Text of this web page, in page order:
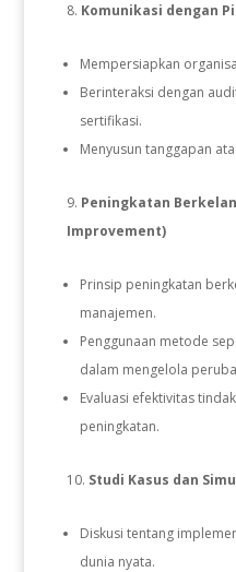
Komunikasi dengan
Mempersiapkan
Berinteraksi dengan
sertifikasi.
Menyusun tanggapan
Peningkatan
Improvement)
Prinsip peningkatan
manajemen.
Penggunaan metode
dalam mengelola
Evaluasi efektivitas
peningkatan.
Studi Kasus dan
Diskusi tentang
dunia nyata.